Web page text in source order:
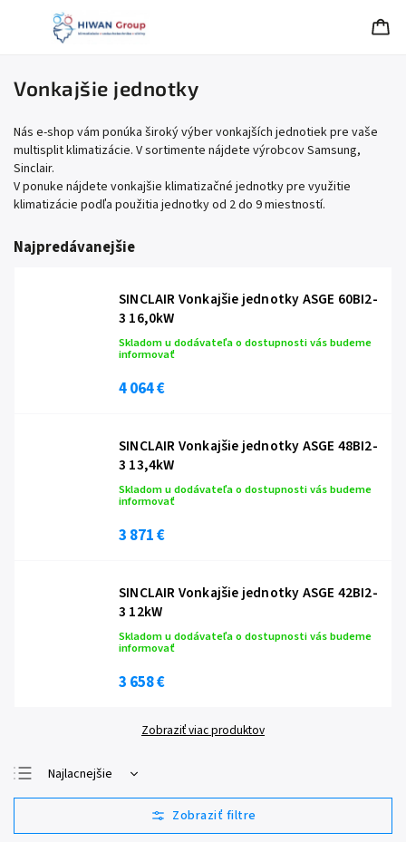
Vonkajšie jednotky
Nás e-shop vám ponúka široký výber vonkajších jednotiek pre vaše
multisplit klimatizácie. V sortimente nájdete výrobcov Samsung,
Sinclair.
V ponuke nájdete vonkajšie klimatizačné jednotky pre využitie
klimatizácie podľa použitia jednotky od 2 do 9 miestností.
Najpredávanejšie
SINCLAIR Vonkajšie jednotky ASGE 60BI2-
3 16,0kW
Skladom u dodávateľa o dostupnosti vás budeme
informovať
4 064 €
SINCLAIR Vonkajšie jednotky ASGE 48BI2-
3 13,4kW
Skladom u dodávateľa o dostupnosti vás budeme
informovať
3 871 €
SINCLAIR Vonkajšie jednotky ASGE 42BI2-
3 12kW
Skladom u dodávateľa o dostupnosti vás budeme
informovať
3 658 €
Zobraziť viac produktov
Najlacnejšie
Najdrahšie
Najpredávanejšie